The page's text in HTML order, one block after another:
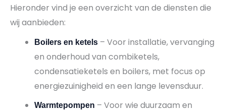
Hieronder vind je een overzicht van de diensten die
wij aanbieden:
Boilers en ketels – Voor installatie, vervanging
en onderhoud van combiketels,
condensatieketels en boilers, met focus op
energiezuinigheid en een lange levensduur.
Warmtepompen – Voor wie duurzaam en